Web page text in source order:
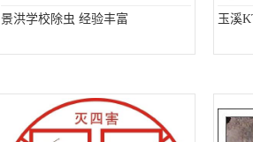
景洪学校除虫 经验丰富 玉溪